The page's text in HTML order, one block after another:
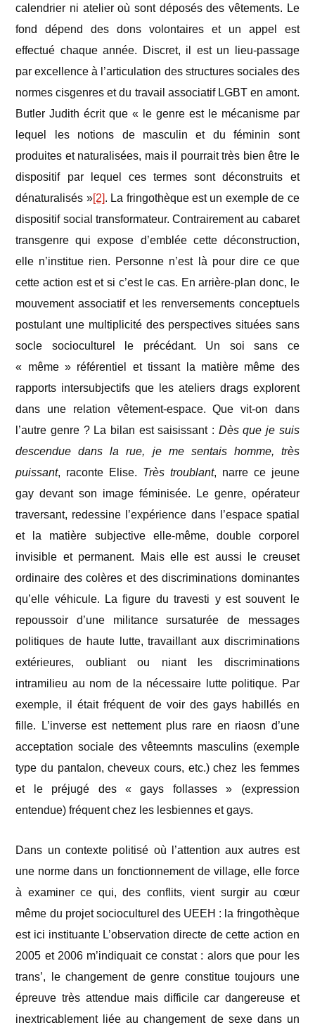
calendrier ni atelier où sont déposés des vêtements. Le
fond dépend des dons volontaires et un appel est
effectué chaque année. Discret, il est un lieu-passage
par excellence à l’articulation des structures sociales des
normes cisgenres et du travail associatif LGBT en amont.
Butler Judith écrit que « le genre est le mécanisme par
lequel les notions de masculin et du féminin sont
produites et naturalisées, mais il pourrait très bien être le
dispositif par lequel ces termes sont déconstruits et
dénaturalisés »[2]. La fringothèque est un exemple de ce
dispositif social transformateur. Contrairement au cabaret
transgenre qui expose d’emblée cette déconstruction,
elle n’institue rien. Personne n’est là pour dire ce que
cette action est et si c’est le cas. En arrière-plan donc, le
mouvement associatif et les renversements conceptuels
postulant une multiplicité des perspectives situées sans
socle socioculturel le précédant. Un soi sans ce
« même » référentiel et tissant la matière même des
rapports intersubjectifs que les ateliers drags explorent
dans une relation vêtement-espace. Que vit-on dans
l’autre genre ? La bilan est saisissant : Dès que je suis
descendue dans la rue, je me sentais homme, très
puissant, raconte Elise. Très troublant, narre ce jeune
gay devant son image féminisée. Le genre, opérateur
traversant, redessine l’expérience dans l’espace spatial
et la matière subjective elle-même, double corporel
invisible et permanent. Mais elle est aussi le creuset
ordinaire des colères et des discriminations dominantes
qu’elle véhicule. La figure du travesti y est souvent le
repoussoir d’une militance sursaturée de messages
politiques de haute lutte, travaillant aux discriminations
extérieures, oubliant ou niant les discriminations
intramilieu au nom de la nécessaire lutte politique. Par
exemple, il était fréquent de voir des gays habillés en
fille. L’inverse est nettement plus rare en riaosn d’une
acceptation sociale des vêteemnts masculins (exemple
type du pantalon, cheveux cours, etc.) chez les femmes
et le préjugé des « gays follasses » (expression
entendue) fréquent chez les lesbiennes et gays.
Dans un contexte politisé où l’attention aux autres est
une norme dans un fonctionnement de village, elle force
à examiner ce qui, des conflits, vient surgir au cœur
même du projet socioculturel des UEEH : la fringothèque
est ici instituante L’observation directe de cette action en
2005 et 2006 m’indiquait ce constat : alors que pour les
trans’, le changement de genre constitue toujours une
épreuve très attendue mais difficile car dangereuse et
inextricablement liée au changement de sexe dans un